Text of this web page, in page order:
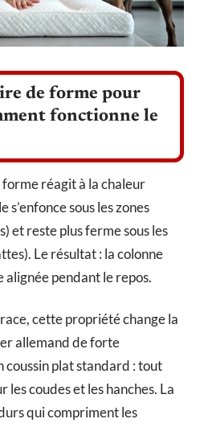
de forme pour
fonctionne le
forme réagit à la chaleur
s’enfonce sous les zones
et reste plus ferme sous les
Le résultat : la colonne
pendant le repos.
cette propriété change la
allemand de forte
coussin plat standard : tout
les coudes et les hanches. La
qui compriment les